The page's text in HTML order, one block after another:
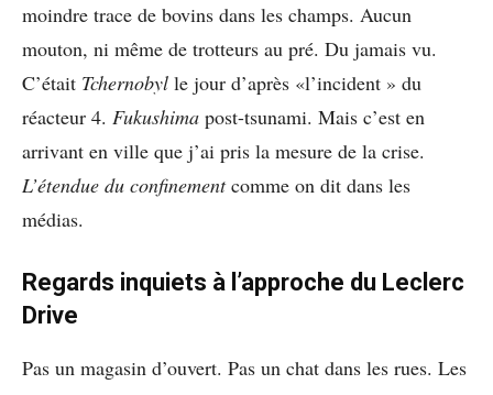
moindre trace de bovins dans les champs. Aucun
mouton, ni même de trotteurs au pré. Du jamais vu.
C’était Tchernobyl le jour d’après «l’incident » du
réacteur 4. Fukushima post-tsunami. Mais c’est en
arrivant en ville que j’ai pris la mesure de la crise.
L’étendue du confinementcomme on dit dans les
médias.
Regards inquiets à l’approche du Leclerc
Drive
Pas un magasin d’ouvert. Pas un chat dans les rues. Les